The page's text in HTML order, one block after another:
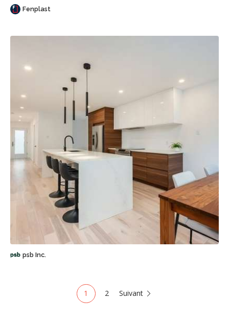
Fenplast
Sauvegarder
psb Inc.
1 2 Suivant